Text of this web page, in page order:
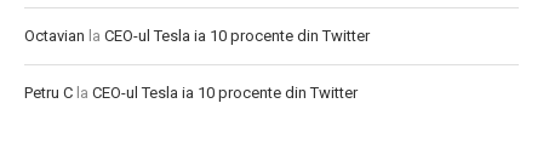
Octavian la CEO-ul Tesla ia 10 procente din Twitter
Petru C la CEO-ul Tesla ia 10 procente din Twitter